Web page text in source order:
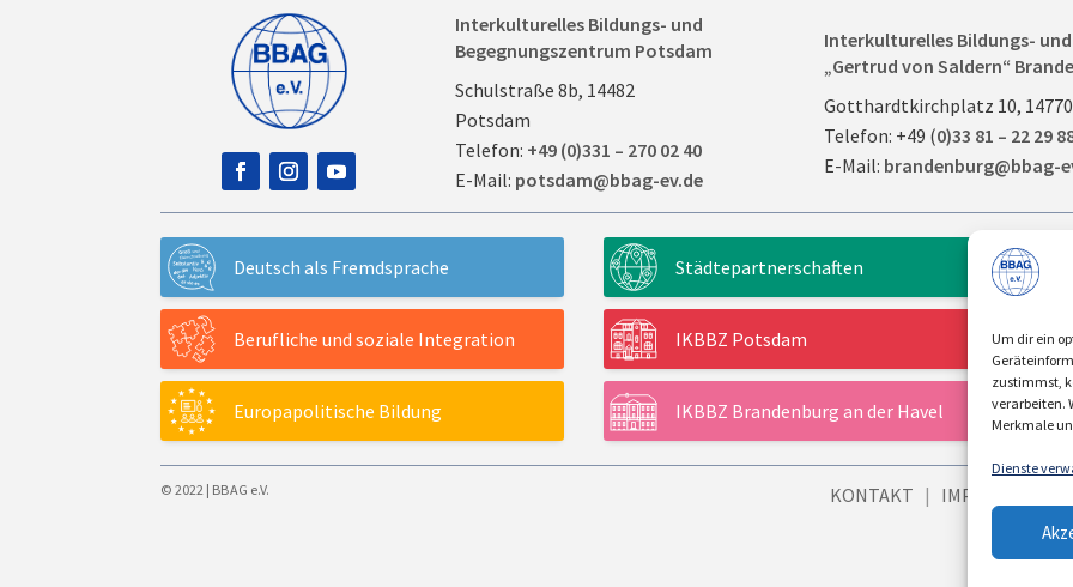
Um dir ein
zustimmst,
verarbeiten.
Merkmale
Dienste
Interkulturelles Bildungs- und
Begegnungszentrum Potsdam
Schulstraße 8b, 14482
Potsdam
Telefon: +49 (0)331 – 270 02 40
E-Mail: potsdam@bbag-ev.de
Interkulturelles Bildungs-
„Gertrud von Saldern“
Gotthardtkirchplatz 10,
Telefon: +49 (0)33 81 – 22 29
E-Mail: brandenburg@bbag-
Deutsch als Fremdsprache
Berufliche und soziale Integration
Europapolitische Bildung
Städtepartnerschaften
IKBBZ Potsdam
IKBBZ Brandenburg an der Havel
© 2022 | BBAG e.V. KONTAKT | IMPRESSUM